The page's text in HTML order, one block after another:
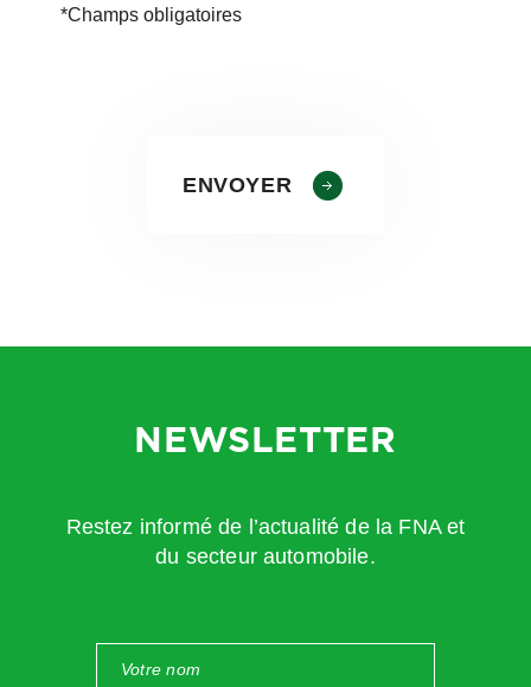
*Champs obligatoires
NEWSLETTER
Restez informé de l’actualité de la FNA et
du secteur automobile.